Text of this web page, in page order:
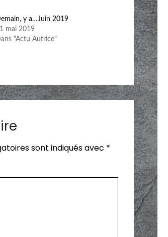
y a…Juin 2019
mai 2019
"Actu Autrice"
sont indiqués avec *